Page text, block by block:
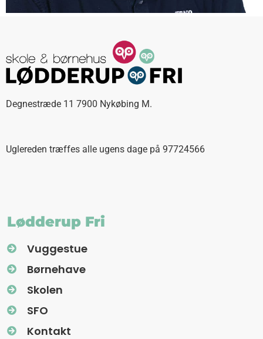
Degnestræde 11 7900 Nykøbing M.
Uglereden træffes alle ugens dage på 97724566
Lødderup Fri
Vuggestue
Børnehave
Skolen
SFO
Kontakt